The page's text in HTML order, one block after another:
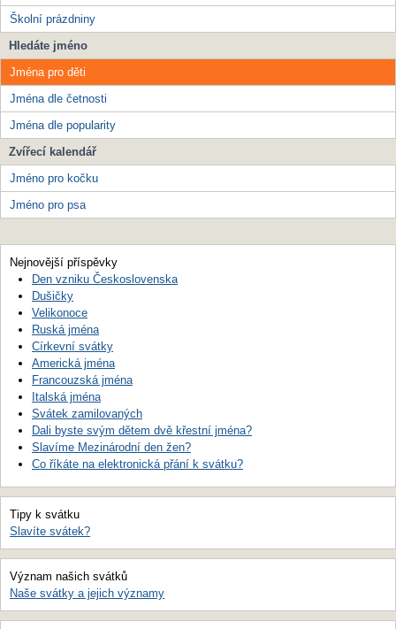
Školní prázdniny
Hledáte jméno
Jména pro děti
Jména dle četnosti
Jména dle popularity
Zvířecí kalendář
Jméno pro kočku
Jméno pro psa
Nejnovější příspěvky
Den vzniku Československa
Dušičky
Velikonoce
Ruská jména
Církevní svátky
Americká jména
Francouzská jména
Italská jména
Svátek zamilovaných
Dali byste svým dětem dvě křestní jména?
Slavíme Mezinárodní den žen?
Co říkáte na elektronická přání k svátku?
Tipy k svátku
Slavíte svátek?
Význam našich svátků
Naše svátky a jejich významy